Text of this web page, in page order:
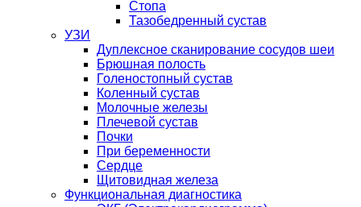
Стопа
Тазобедренный сустав
УЗИ
Дуплексное сканирование сосудов шеи
Брюшная полость
Голеностопный сустав
Коленный сустав
Молочные железы
Плечевой сустав
Почки
При беременности
Сердце
Щитовидная железа
Функциональная диагностика